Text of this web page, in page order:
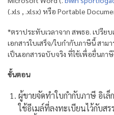
(.xls , .xlsx) หรือ Portable
*ตราประทับเวลาจาก สพธอ. เปรีย
เอกสารใบเสร็จ/ใบกำกับภาษีนี้ สาม
เป็นเอกสารฉบับจริง ที่ใช้เพื่อยื่นภา
ขั้นตอน
ผู้ขายจัดทำใบกำกับภาษี อิเ
ใช้อีเมล์ที่ลงทะเบียนไว้กับส